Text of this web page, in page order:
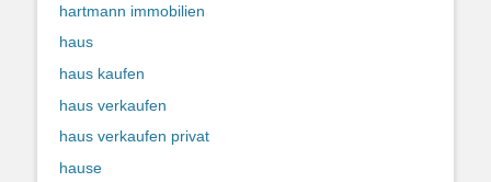
hartmann immobilien
haus
haus kaufen
haus verkaufen
haus verkaufen privat
hause